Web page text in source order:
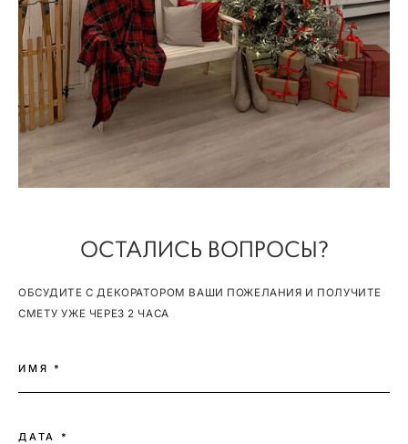
ОСТАЛИСЬ ВОПРОСЫ?
ОБСУДИТЕ С ДЕКОРАТОРОМ ВАШИ ПОЖЕЛАНИЯ И ПОЛУЧИТЕ
СМЕТУ УЖЕ ЧЕРЕЗ 2 ЧАСА
ИМЯ *
ДАТА *